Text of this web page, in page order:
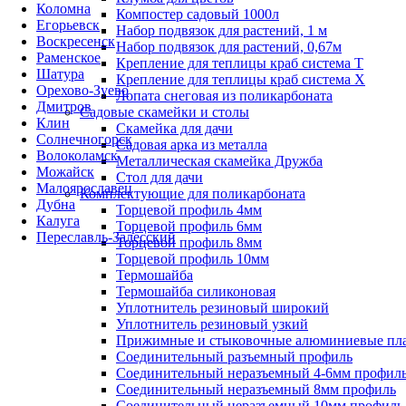
Коломна
Егорьевск
Воскресенск
Раменское
Шатура
Орехово-Зуево
Дмитров
Клин
Солнечногорск
Волоколамск
Можайск
Малоярославец
Дубна
Калуга
Переславль-Залесский
Компостер садовый 1000л
Набор подвязок для растений, 1 м
Набор подвязок для растений, 0,67м
Крепление для теплицы краб система Т
Крепление для теплицы краб система Х
Лопата снеговая из поликарбоната
Садовые скамейки и столы
Скамейка для дачи
Садовая арка из металла
Металлическая скамейка Дружба
Стол для дачи
Комплектующие для поликарбоната
Торцевой профиль 4мм
Торцевой профиль 6мм
Торцевой профиль 8мм
Торцевой профиль 10мм
Термошайба
Термошайба силиконовая
Уплотнитель резиновый широкий
Уплотнитель резиновый узкий
Прижимные и стыковочные алюминиевые
Соединительный разъемный профиль
Соединительный неразъемный 4-6мм
Соединительный неразъемный 8мм профиль